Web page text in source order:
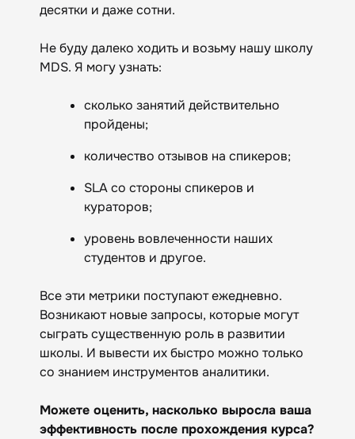
десятки и даже сотни.
Не буду далеко ходить и возьму нашу школу
MDS. Я могу узнать:
сколько занятий действительно
пройдены;
количество отзывов на спикеров;
SLA со стороны спикеров и
кураторов;
уровень вовлеченности наших
студентов и другое.
Все эти метрики поступают ежедневно.
Возникают новые запросы, которые могут
сыграть существенную роль в развитии
школы. И вывести их быстро можно только
со знанием инструментов аналитики.
Можете оценить, насколько выросла ваша
эффективность после прохождения курса?